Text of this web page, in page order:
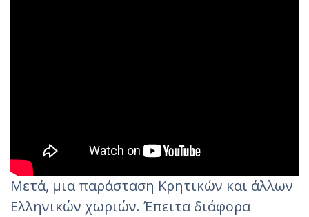
Μετά, μια παράσταση Κρητικών και άλλων
Ελληνικών χωριών. Έπειτα διάφορα